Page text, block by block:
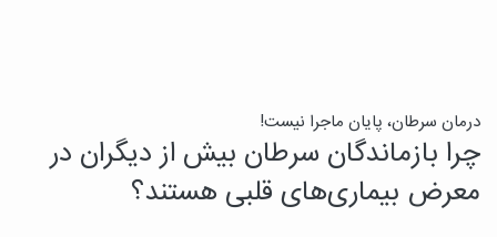
درمان سرطان، پایان ماجرا نیست!
چرا بازماندگان سرطان بیش از دیگران در
معرض بیماری‌های قلبی هستند؟